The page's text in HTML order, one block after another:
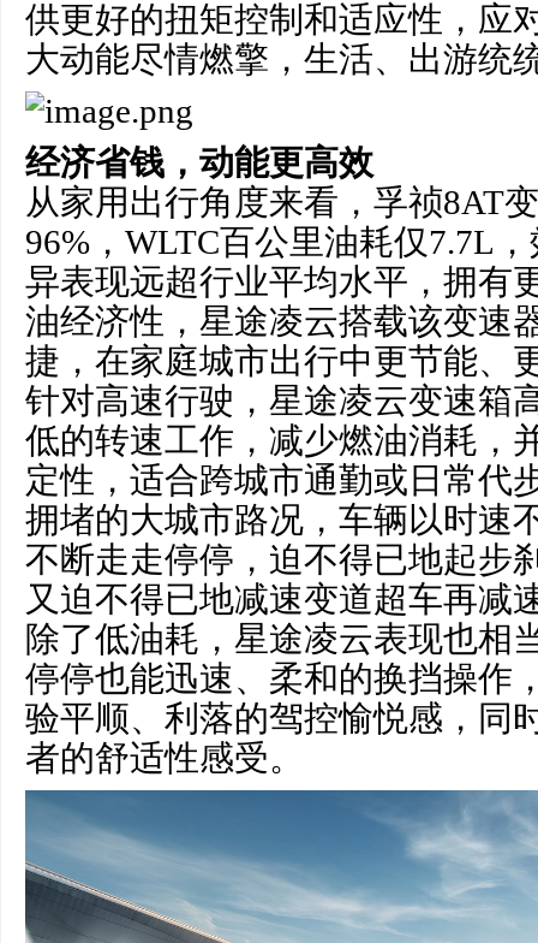
供更好的扭矩控制和适应性，应
大动能尽情燃擎，生活、出游统
经济省钱，动能更高效
从家用出行角度来看，孚祯8AT
96%，WLTC百公里油耗仅7.7L
异表现远超行业平均水平，拥有
油经济性，星途凌云搭载该变速
捷，在家庭城市出行中更节能、
针对高速行驶，星途凌云变速箱
低的转速工作，减少燃油消耗，
定性，适合跨城市通勤或日常代
拥堵的大城市路况，车辆以时速
不断走走停停，迫不得已地起步
又迫不得已地减速变道超车再减
除了低油耗，星途凌云表现也相
停停也能迅速、柔和的换挡操作
验平顺、利落的驾控愉悦感，同
者的舒适性感受。